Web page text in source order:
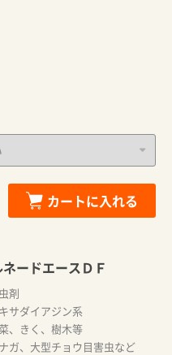
カートに入れる
ネードエースＤＦ
剤
サダイアジン系
、きく、樹木等
ガ、大型チョウ目害虫など
ました。